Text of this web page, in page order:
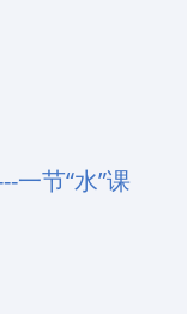
一节“水”课